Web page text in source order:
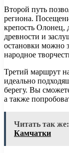
Второй путь
региона.
крепость Олонец,
древности и
остановки можно
народное
Третий маршрут
идеально
берегу. Вы
а также
Читать так же:
Камчатки